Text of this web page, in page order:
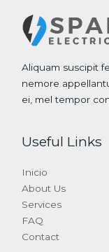
Aliquam suscipit
nemore
ei, mel tempor
Useful Links
Inicio
About Us
Services
FAQ
Contact